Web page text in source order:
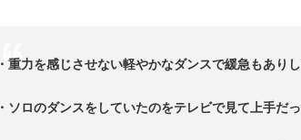
・重力を感じさせない軽やかなダンスで緩急もあり
・ソロのダンスをしていたのをテレビで見て上手だ